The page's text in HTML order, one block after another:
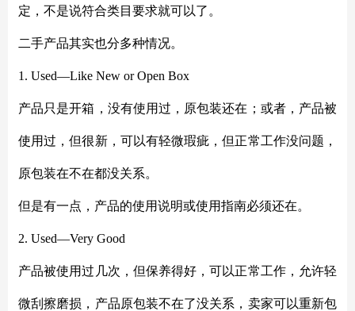
定，不是说符合类目要求就可以了。
二手产品其实也分多种情况。
1. Used—Like New or Open Box
产品只是开箱，没有使用过，原包装还在；或者，产品被
使用过，但很新，可以有轻微瑕疵，但正常工作没问题，
原包装在不在都没关系。
但是有一点，产品的使用说明或使用指南必须还在。
2. Used—Very Good
产品被使用过几次，但保养得好，可以正常工作，允许轻
微刮擦磨损，产品原包装不在了没关系，卖家可以重新包